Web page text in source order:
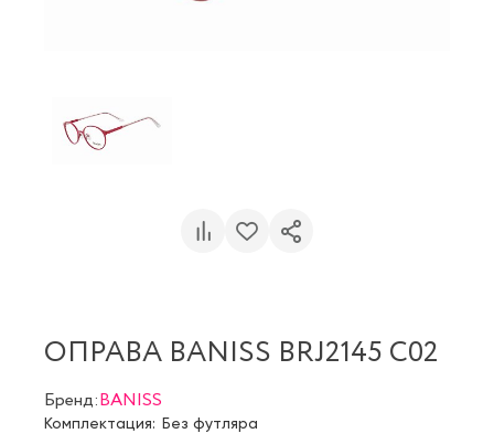
ОПРАВА BANISS BRJ2145 C02
Бренд:BANISS
Комплектация: Без футляра